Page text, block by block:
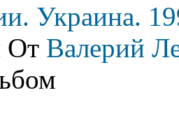
Украина.
От Валерий